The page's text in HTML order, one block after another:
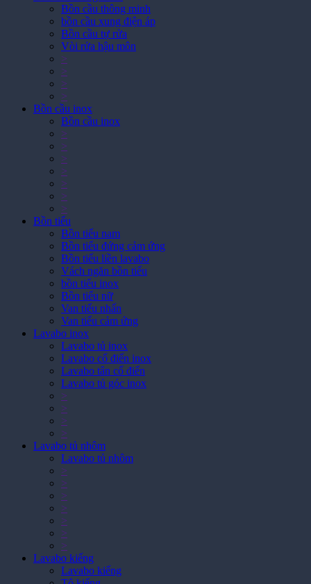
bồn cầu xung điện áp
Bồn cầu tự rửa
Vòi rửa hậu môn
>
>
>
>
Bồn cầu inox
Bồn cầu inox
>
>
>
>
>
>
>
Bồn tiểu
Bồn tiểu nam
Bồn tiểu đứng cảm ứng
Bồn tiểu liền lavabo
Vách ngăn bồn tiểu
bồn tiểu inox
Bồn tiểu nữ
Van tiểu nhấn
Van tiểu cảm ứng
Lavabo inox
Lavabo tủ inox
Lavabo cổ điển inox
Lavabo tân cổ điển
Lavabo tủ góc inox
>
>
>
>
Lavabo tủ nhôm
Lavabo tủ nhôm
>
>
>
>
>
>
>
Lavabo kiếng
Lavabo kiếng
Tô kiếng
Chậu kính